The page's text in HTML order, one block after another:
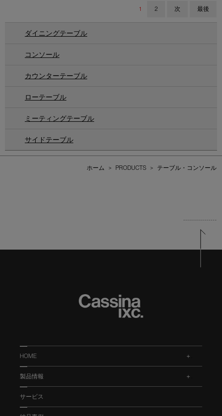
1 2 次 最後
ダイニングテーブル
コンソール
カウンターテーブル
ローテーブル
ミーティングテーブル
サイドテーブル
ホーム > PRODUCTS > テーブル・コンソール
HOME
製品情報
サービス